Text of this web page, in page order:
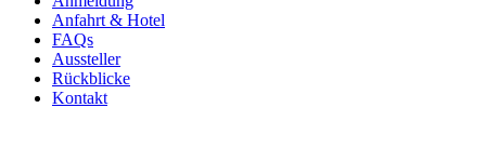
Anfahrt & Hotel
FAQs
Aussteller
Rückblicke
Kontakt